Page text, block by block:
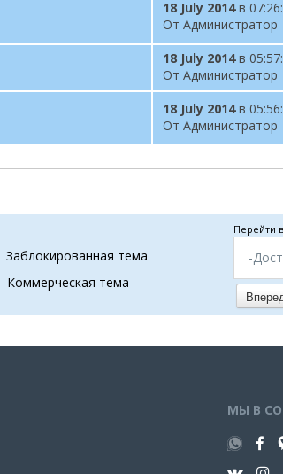
18 July 2014в
От Администратор
18 July 2014в
От Администратор
18 July 2014в
От Администратор
Заблокированная тема
Коммерческая тема
Перейти
-
МЫ В